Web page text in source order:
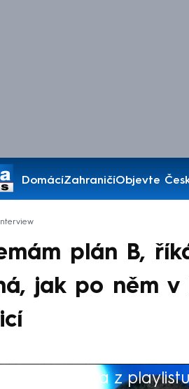
DomácíZahraničíObjevte
Pořady
Interview
plán B,
jak po něm v
Žádná položka z